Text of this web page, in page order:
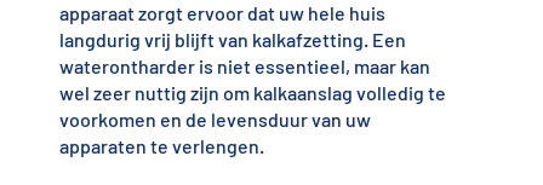
apparaat zorgt ervoor dat uw hele huis
langdurig vrij blijft van kalkafzetting. Een
waterontharder is niet essentieel, maar kan
wel zeer nuttig zijn om kalkaanslag volledig te
voorkomen en de levensduur van uw
apparaten te verlengen.